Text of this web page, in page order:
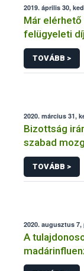
2019. április 30,
Már
felügyeleti
TOVÁBB >
2020. március 31,
Bizottság
szabad
TOVÁBB >
2020. augusztus 7,
A